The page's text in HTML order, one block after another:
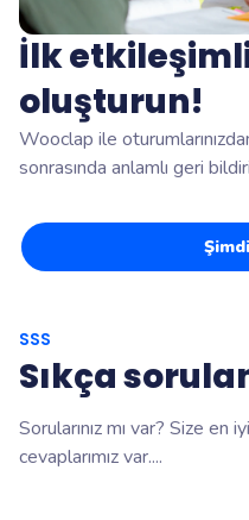
İlk
oluşturun!
Wooclap ile
sonrasında anlamlı geri
SSS
Sıkça
Sorularınız mı var? Size en
cevaplarımız var....